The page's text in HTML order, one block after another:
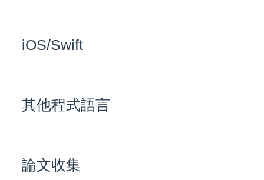
iOS/Swift
其他程式語言
論文收集